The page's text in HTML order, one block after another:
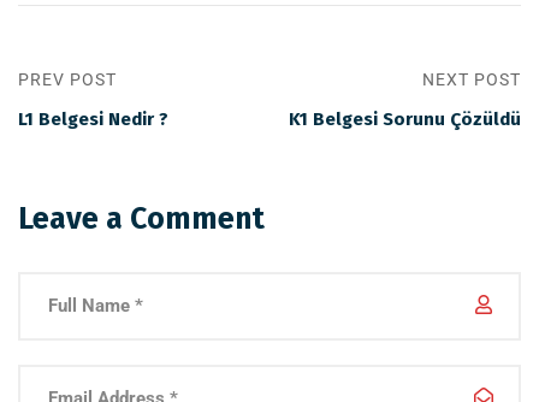
PREV POST
L1 Belgesi Nedir ?
NEXT POST
K1 Belgesi Sorunu Çözüldü
Leave a Comment